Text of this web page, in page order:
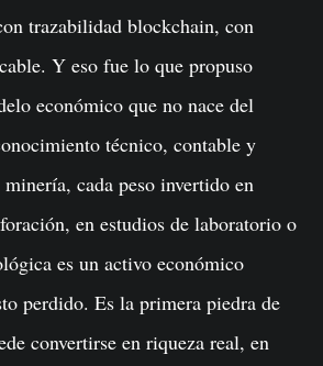
trazabilidad blockchain, con
Y eso fue lo que propuso
económico que no nace del
técnico, contable y
cada peso invertido en
en estudios de laboratorio o
es un activo económico
perdido. Es la primera piedra de
convertirse en riqueza real, en